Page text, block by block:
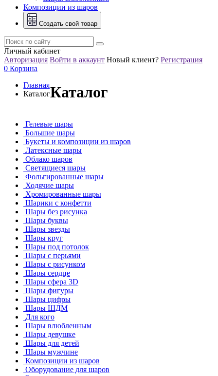
Композиции из шаров
Создать свой товар
Личный кабинет
Авторизация Войти в аккаунт Новый клиент? Регистрация
0 Корзина
Главная
КаталогКаталог
Гелевые шары
Большие шары
Букеты и композиции из шаров
Латексные шары
Облако шаров
Светящиеся шары
Фольгированные шары
Ходячие шары
Хромированные шары
Шарики с конфетти
Шары без рисунка
Шары буквы
Шары звезды
Шары круг
Шары под потолок
Шары с перьями
Шары с рисунком
Шары сердце
Шары сфера 3D
Шары фигуры
Шары цифры
Шары ШДМ
Для кого
Шары влюбленным
Шары девушке
Шары для детей
Шары мужчине
Композиции из шаров
Оборудование для шаров